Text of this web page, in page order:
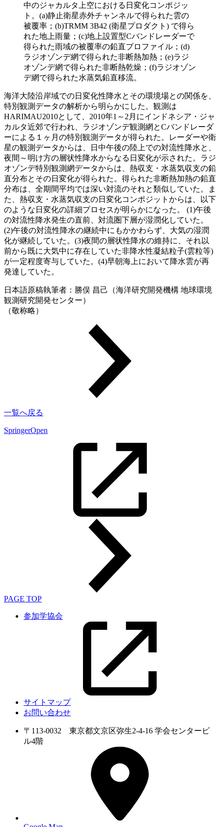
中のジャカルタ上空における日変化コンポジッ
ト。(a)静止衛星赤外チャンネルで得られた雲の
被覆率；(b)TRMM 3B42 (衛星プロダクト) で得ら
れた地上雨量；(c)地上設置型Cバンドレーダーで
得られた雨域の被覆率の鉛直プロファイル；(d)
ラジオゾンデ網で得られた非断熱加熱；(e)ラジ
オゾンデ網で得られた非断熱乾燥；(f)ラジオゾン
デ網で得られた水蒸気鉛直移流。
海洋大陸沿岸域での日変化性降水とその環境場との関係を、
特別観測データの解析から明らかにした。観測は
HARIMAU2010として、2010年1～2月にインドネシア・ジャ
カルタ近郊で行われ、ラジオゾンデ観測網とCバンドレーダ
ーによる１ヶ月の特別観測データが得られた。レーダーや衛
星の観測データからは、日中午後の陸上での対流性降水と、
夜間～明け方の層状性降水からなる日変化が示された。ラジ
オゾンデ特別観測網データからは、熱収支・水蒸気収支の鉛
直分布とその日変化が得られた。得られた非断熱加熱の鉛直
分布は、全期間平均では深い対流のそれと類似していた。ま
た、熱収支・水蒸気収支の日変化コンポジットからは、以下
のような日変化の詳細プロセスが明らかになった。 (1)午後
の対流性降水発生の直前、対流圏下層が湿潤化していた。
(2)午後の対流性降水の継続中にもかかわらず、大気の湿潤
化が継続していた。(3)夜間の層状性降水の維持に、それ以
前から既に大気中に存在していた非降水性凝結粒子(雲粒等)
が一定程度寄与していた。(4)早朝海上において降水雲が再
発達していた。
日本語原稿執筆者：勝俣 昌己（海洋研究開発機構 地球環境
観測研究開発センター）
（敬称略）
一覧へ戻る
SpringerOpen
PAGE TOP
参加学協会
サイトマップ
お問い合わせ
〒113-0032 東京都文京区弥生2-4-16 学会センタービ
ル4階